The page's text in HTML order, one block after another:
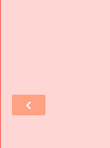
‹